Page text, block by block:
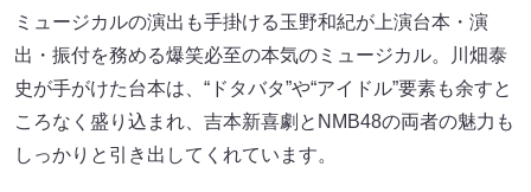
ミュージカルの演出も手掛ける玉野和紀が上演台本・演
出・振付を務める爆笑必至の本気のミュージカル。川畑泰
史が手がけた台本は、“ドタバタ”や“アイドル”要素も余すと
ころなく盛り込まれ、吉本新喜劇とNMB48の両者の魅力も
しっかりと引き出してくれています。